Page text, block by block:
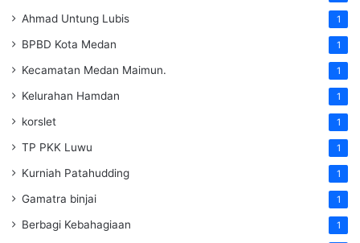
Ahmad Untung Lubis 1
BPBD Kota Medan 1
Kecamatan Medan Maimun. 1
Kelurahan Hamdan 1
korslet 1
TP PKK Luwu 1
Kurniah Patahudding 1
Gamatra binjai 1
Berbagi Kebahagiaan 1